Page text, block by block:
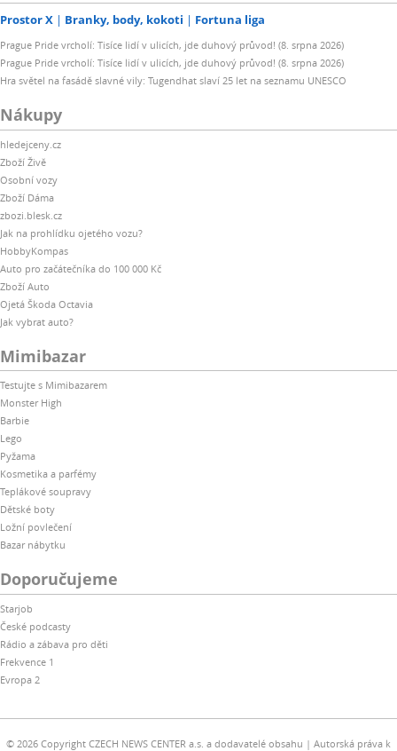
Prostor X Branky, body, kokoti Fortuna liga
Prague Pride vrcholí: Tisíce lidí v ulicích, jde duhový průvod! (8. srpna 2026)
Prague Pride vrcholí: Tisíce lidí v ulicích, jde duhový průvod! (8. srpna 2026)
Hra světel na fasádě slavné vily: Tugendhat slaví 25 let na seznamu UNESCO
Nákupy
hledejceny.cz
Zboží Živě
Osobní vozy
Zboží Dáma
zbozi.blesk.cz
Jak na prohlídku ojetého vozu?
HobbyKompas
Auto pro začátečníka do 100 000 Kč
Zboží Auto
Ojetá Škoda Octavia
Jak vybrat auto?
Mimibazar
Testujte s Mimibazarem
Monster High
Barbie
Lego
Pyžama
Kosmetika a parfémy
Teplákové soupravy
Dětské boty
Ložní povlečení
Bazar nábytku
Doporučujeme
Starjob
České podcasty
Rádio a zábava pro děti
Frekvence 1
Evropa 2
© 2026 Copyright CZECH NEWS CENTER a.s. a dodavatelé obsahu
Autorská práva k